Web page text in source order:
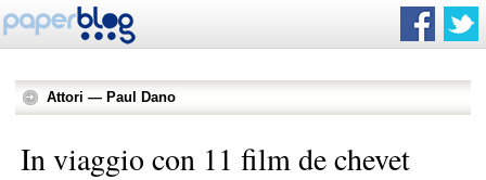
Attori — Paul Dano
In viaggio con 11 film de chevet